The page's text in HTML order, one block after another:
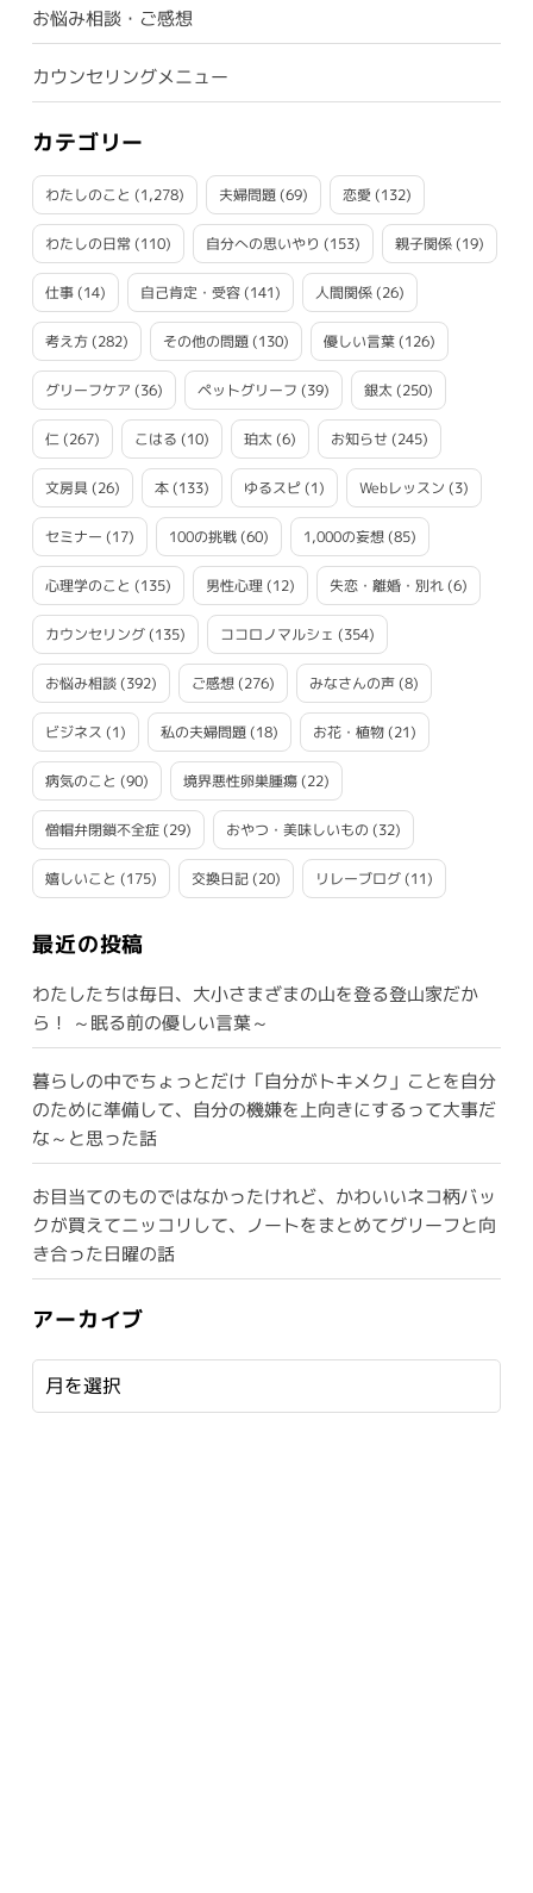
お悩み相談・ご感想
カウンセリングメニュー
カテゴリー
わたしのこと (1,278) 夫婦問題(69) 恋愛 (132)
わたしの日常(110) 自分への思いやり (153) 親子関係(19)
仕事(14) 自己肯定・受容(141) 人間関係(26)
考え方(282) その他の問題(130) 優しい言葉(126)
グリーフケア (36) ペットグリーフ (39) 銀太 (250)
仁(267) こはる (10) 珀太 (6) お知らせ (245)
文房具(26) 本(133) ゆるスピ(1) Webレッスン (3)
セミナー (17) 100の挑戦(60) 1,000の妄想(85)
心理学のこと (135) 男性心理(12) 失恋・離婚・別れ(6)
カウンセリング(135) ココロノマルシェ (354)
お悩み相談(392) ご感想(276) みなさんの声(8)
ビジネス (1) 私の夫婦問題(18) お花・植物(21)
病気のこと (90) 境界悪性卵巣腫瘍(22)
僧帽弁閉鎖不全症(29) おやつ・美味しいもの (32)
嬉しいこと (175) 交換日記(20) リレーブログ(11)
最近の投稿
わたしたちは毎日、大小さまざまの山を登る登山家だか
ら！ ～眠る前の優しい言葉～
暮らしの中でちょっとだけ「自分がトキメク」ことを自分
のために準備して、自分の機嫌を上向きにするって大事だ
な～と思った話
お目当てのものではなかったけれど、かわいいネコ柄バッ
クが買えてニッコリして、ノートをまとめてグリーフと向
き合った日曜の話
アーカイブ